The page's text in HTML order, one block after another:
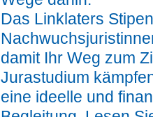
Das Linklaters
damit Ihr Weg zum
Jurastudium
eine ideelle und